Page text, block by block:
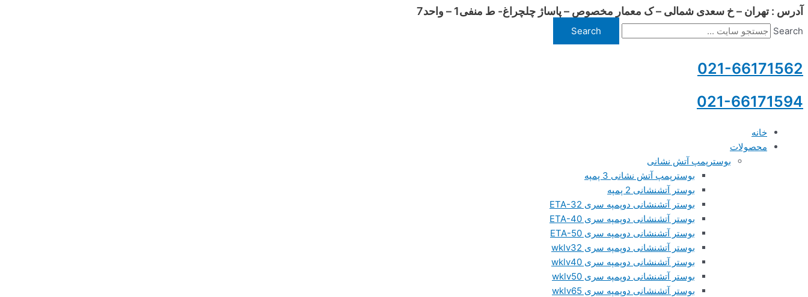
پرش
به
آدرس : تهران – خ سعدی شمالی – ک معمار مخصوص – پاساژ چلچراغ- ط منفی1 – واحد7
Search
Search
021-66171562
021-66171594
خانه
محصولات
بوسترپمپ آتش نشانی
بوسترپمپ آتش نشانی 3 پمپه
بوستر آتشنشانی 2 پمپه
بوستر آتشنشانی دوپمپه سری ETA-32
بوستر آتشنشانی دوپمپه سری ETA-40
بوستر آتشنشانی دوپمپه سری ETA-50
بوستر آتشنشانی دوپمپه سری wklv32
بوستر آتشنشانی دوپمپه سری wklv40
بوستر آتشنشانی دوپمپه سری wklv50
بوستر آتشنشانی دوپمپه سری wklv65